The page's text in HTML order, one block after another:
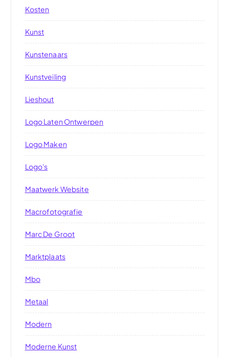
Kosten
Kunst
Kunstenaars
Kunstveiling
Lieshout
Logo Laten Ontwerpen
Logo Maken
Logo's
Maatwerk Website
Macrofotografie
Marc De Groot
Marktplaats
Mbo
Metaal
Modern
Moderne Kunst